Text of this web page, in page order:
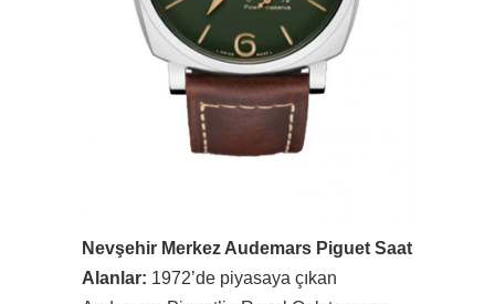
Nevşehir Merkez Audemars Piguet Saat
Alanlar: 1972’de piyasaya çıkan